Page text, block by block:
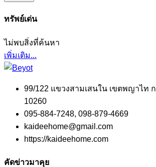
ทรัพย์เด่น
ไม่พบสิ่งที่ค้นหา
เพิ่มเติม...
99/122 แขวงสามเสนใน เขตพญาไท
10260
095-884-7248, 098-879-4669
kaideehome@gmail.com
https://kaideehome.com
คัดข่าวมาคุย